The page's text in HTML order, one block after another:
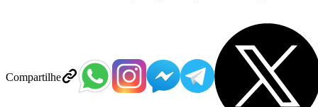
Compartilhe